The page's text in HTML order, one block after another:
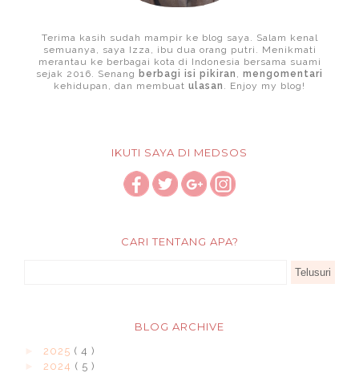
Terima kasih sudah mampir ke blog saya. Salam kenal
semuanya, saya Izza, ibu dua orang putri. Menikmati
merantau ke berbagai kota di Indonesia bersama suami
sejak 2016. Senang berbagi isi pikiran , mengomentari
kehidupan, dan membuat ulasan . Enjoy my blog!
IKUTI SAYA DI MEDSOS
CARI TENTANG APA?
BLOG ARCHIVE
2025 ( 4 )
2024 ( 5 )